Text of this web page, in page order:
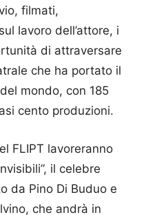
filmati,
lavoro dell’attore, i
di attraversare
che ha portato il
mondo, con 185
cento produzioni.
FLIPT lavoreranno
il celebre
da Pino Di Buduo e
che andrà in